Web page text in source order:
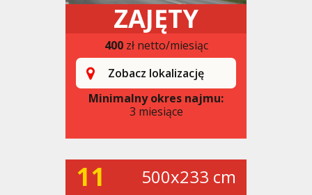
ZAJĘTY
400zł netto/miesiąc
Zobacz lokalizację
Minimalny okres najmu:
3 miesiące
11 500x233 cm